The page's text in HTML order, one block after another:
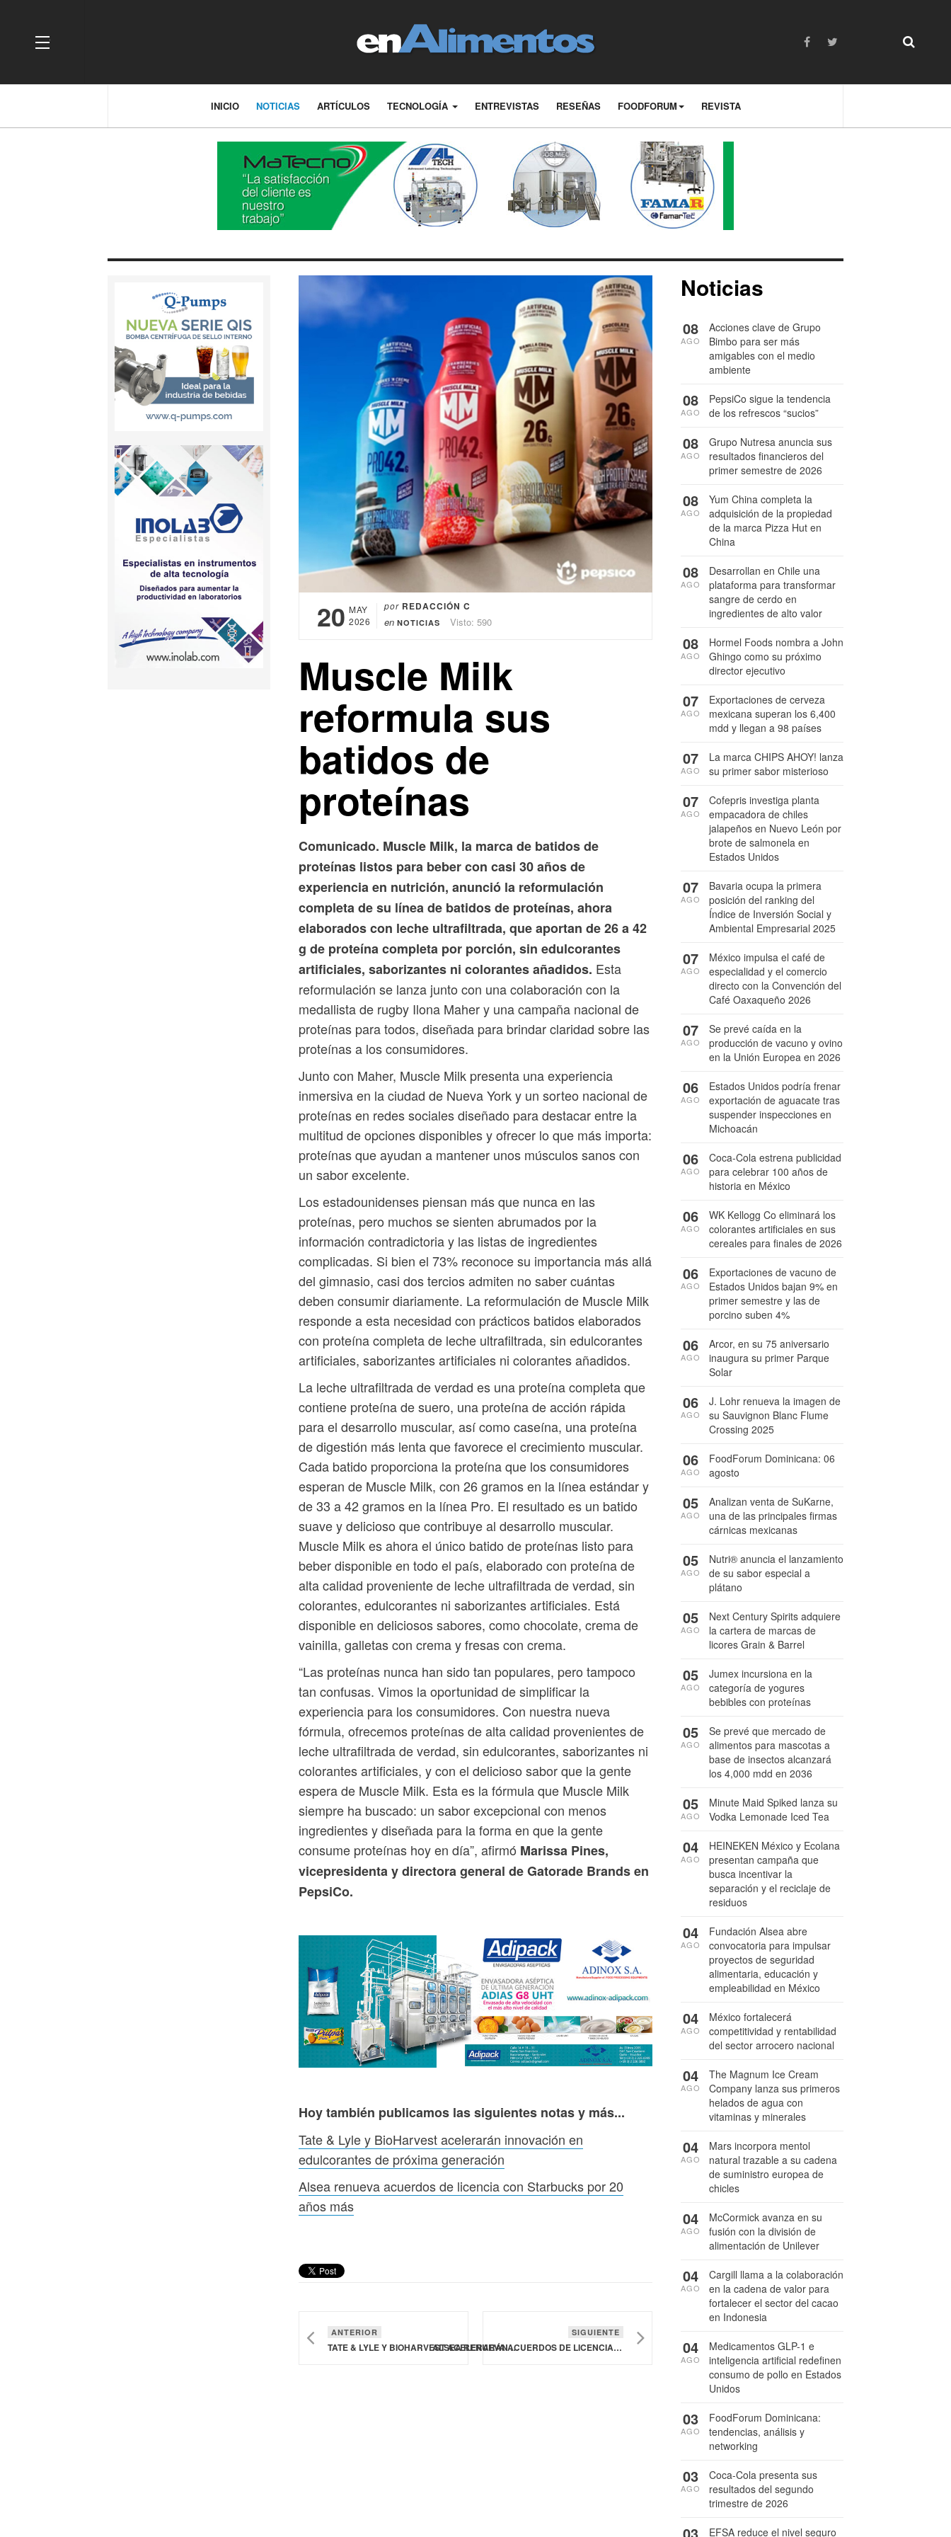
OFF CANVAS
INICIO NOTICIAS ARTÍCULOS TECNOLOGÍA ENTREVISTAS RESEÑAS FOODFORUM REVISTA
20 MAY
2026
por REDACCIÓN C
en NOTICIAS Visto: 590
Muscle Milk
reformula sus
batidos de
proteínas
Comunicado. Muscle Milk, la marca de batidos de
proteínas listos para beber con casi 30 años de
experiencia en nutrición, anunció la reformulación
completa de su línea de batidos de proteínas, ahora
elaborados con leche ultrafiltrada, que aportan de 26 a 42
g de proteína completa por porción, sin edulcorantes
artificiales, saborizantes ni colorantes añadidos. Esta
reformulación se lanza junto con una colaboración con la
medallista de rugby Ilona Maher y una campaña nacional de
proteínas para todos, diseñada para brindar claridad sobre las
proteínas a los consumidores.
Junto con Maher, Muscle Milk presenta una experiencia
inmersiva en la ciudad de Nueva York y un sorteo nacional de
proteínas en redes sociales diseñado para destacar entre la
multitud de opciones disponibles y ofrecer lo que más importa:
proteínas que ayudan a mantener unos músculos sanos con
un sabor excelente.
Los estadounidenses piensan más que nunca en las
proteínas, pero muchos se sienten abrumados por la
información contradictoria y las listas de ingredientes
complicadas. Si bien el 73% reconoce su importancia más allá
del gimnasio, casi dos tercios admiten no saber cuántas
deben consumir diariamente. La reformulación de Muscle Milk
responde a esta necesidad con prácticos batidos elaborados
con proteína completa de leche ultrafiltrada, sin edulcorantes
artificiales, saborizantes artificiales ni colorantes añadidos.
La leche ultrafiltrada de verdad es una proteína completa que
contiene proteína de suero, una proteína de acción rápida
para el desarrollo muscular, así como caseína, una proteína
de digestión más lenta que favorece el crecimiento muscular.
Cada batido proporciona la proteína que los consumidores
esperan de Muscle Milk, con 26 gramos en la línea estándar y
de 33 a 42 gramos en la línea Pro. El resultado es un batido
suave y delicioso que contribuye al desarrollo muscular.
Muscle Milk es ahora el único batido de proteínas listo para
beber disponible en todo el país, elaborado con proteína de
alta calidad proveniente de leche ultrafiltrada de verdad, sin
colorantes, edulcorantes ni saborizantes artificiales. Está
disponible en deliciosos sabores, como chocolate, crema de
vainilla, galletas con crema y fresas con crema.
“Las proteínas nunca han sido tan populares, pero tampoco
tan confusas. Vimos la oportunidad de simplificar la
experiencia para los consumidores. Con nuestra nueva
fórmula, ofrecemos proteínas de alta calidad provenientes de
leche ultrafiltrada de verdad, sin edulcorantes, saborizantes ni
colorantes artificiales, y con el delicioso sabor que la gente
espera de Muscle Milk. Esta es la fórmula que Muscle Milk
siempre ha buscado: un sabor excepcional con menos
ingredientes y diseñada para la forma en que la gente
consume proteínas hoy en día”, afirmó Marissa Pines,
vicepresidenta y directora general de Gatorade Brands en
PepsiCo.
Hoy también publicamos las siguientes notas y más...
Tate & Lyle y BioHarvest acelerarán innovación en
edulcorantes de próxima generación
Alsea renueva acuerdos de licencia con Starbucks por 20
años más
ANTERIOR
TATE & LYLE Y BIOHARVEST ACELERARÁN INNOVACIÓN EN EDULCORANTES DE PRÓXIMA GENERACIÓN
SIGUIENTE
ALSEA RENUEVA ACUERDOS DE LICENCIA CON STARBUCKS POR 20 AÑOS MÁS
Noticias
Acciones clave de Grupo
Bimbo para ser más
amigables con el medio
ambiente
08
AGO
PepsiCo sigue la tendencia
de los refrescos “sucios”
08
AGO
Grupo Nutresa anuncia sus
resultados financieros del
primer semestre de 2026
08
AGO
Yum China completa la
adquisición de la propiedad
de la marca Pizza Hut en
China
08
AGO
Desarrollan en Chile una
plataforma para transformar
sangre de cerdo en
ingredientes de alto valor
08
AGO
Hormel Foods nombra a John
Ghingo como su próximo
director ejecutivo
08
AGO
Exportaciones de cerveza
mexicana superan los 6,400
mdd y llegan a 98 países
07
AGO
La marca CHIPS AHOY! lanza
su primer sabor misterioso
07
AGO
Cofepris investiga planta
empacadora de chiles
jalapeños en Nuevo León por
brote de salmonela en
Estados Unidos
07
AGO
Bavaria ocupa la primera
posición del ranking del
Índice de Inversión Social y
Ambiental Empresarial 2025
07
AGO
México impulsa el café de
especialidad y el comercio
directo con la Convención del
Café Oaxaqueño 2026
07
AGO
Se prevé caída en la
producción de vacuno y ovino
en la Unión Europea en 2026
07
AGO
Estados Unidos podría frenar
exportación de aguacate tras
suspender inspecciones en
Michoacán
06
AGO
Coca-Cola estrena publicidad
para celebrar 100 años de
historia en México
06
AGO
WK Kellogg Co eliminará los
colorantes artificiales en sus
cereales para finales de 2026
06
AGO
Exportaciones de vacuno de
Estados Unidos bajan 9% en
primer semestre y las de
porcino suben 4%
06
AGO
Arcor, en su 75 aniversario
inaugura su primer Parque
Solar
06
AGO
J. Lohr renueva la imagen de
su Sauvignon Blanc Flume
Crossing 2025
06
AGO
FoodForum Dominicana: 06
agosto
06
AGO
Analizan venta de SuKarne,
una de las principales firmas
cárnicas mexicanas
05
AGO
Nutri® anuncia el lanzamiento
de su sabor especial a
plátano
05
AGO
Next Century Spirits adquiere
la cartera de marcas de
licores Grain & Barrel
05
AGO
Jumex incursiona en la
categoría de yogures
bebibles con proteínas
05
AGO
Se prevé que mercado de
alimentos para mascotas a
base de insectos alcanzará
los 4,000 mdd en 2036
05
AGO
Minute Maid Spiked lanza su
Vodka Lemonade Iced Tea
05
AGO
HEINEKEN México y Ecolana
presentan campaña que
busca incentivar la
separación y el reciclaje de
residuos
04
AGO
Fundación Alsea abre
convocatoria para impulsar
proyectos de seguridad
alimentaria, educación y
empleabilidad en México
04
AGO
México fortalecerá
competitividad y rentabilidad
del sector arrocero nacional
04
AGO
The Magnum Ice Cream
Company lanza sus primeros
helados de agua con
vitaminas y minerales
04
AGO
Mars incorpora mentol
natural trazable a su cadena
de suministro europea de
chicles
04
AGO
McCormick avanza en su
fusión con la división de
alimentación de Unilever
04
AGO
Cargill llama a la colaboración
en la cadena de valor para
fortalecer el sector del cacao
en Indonesia
04
AGO
Medicamentos GLP-1 e
inteligencia artificial redefinen
consumo de pollo en Estados
Unidos
04
AGO
FoodForum Dominicana:
tendencias, análisis y
networking
03
AGO
Coca-Cola presenta sus
resultados del segundo
trimestre de 2026
03
AGO
EFSA reduce el nivel seguro